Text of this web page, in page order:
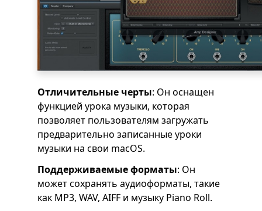
Отличительные черты: Он оснащен
функцией урока музыки, которая
позволяет пользователям загружать
предварительно записанные уроки
музыки на свои macOS.
Поддерживаемые форматы: Он
может сохранять аудиоформаты, такие
как MP3, WAV, AIFF и музыку Piano Roll.